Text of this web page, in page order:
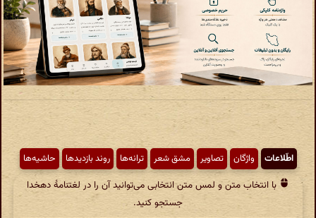
اطّلاعات واژگان تصاویر مشق شعر ترانه‌ها روند بازدیدها حاشیه‌ها
با انتخاب متن و لمس متن انتخابی می‌توانید آن را در لغتنامهٔ دهخدا
جستجو کنید.